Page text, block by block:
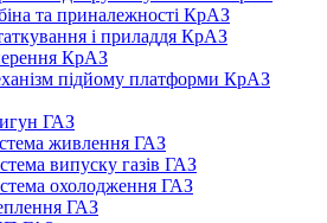
та приналежності КрАЗ
і приладдя КрАЗ
КрАЗ
підйому платформи КрАЗ
ГАЗ
живлення ГАЗ
випуску газів ГАЗ
охолодження ГАЗ
ГАЗ